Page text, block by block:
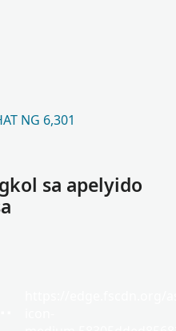
NG 6,301
sa apelyido